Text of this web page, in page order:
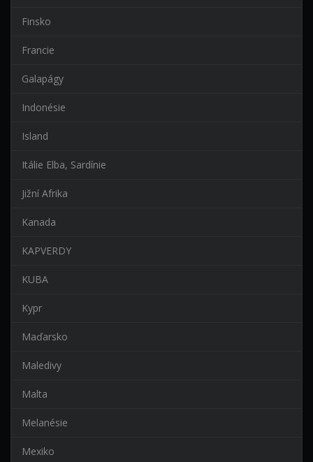
Finsko
Francie
Galapágy
Indonésie
Island
Itálie Elba, Sardínie
Jižní Afrika
Kanada
KAPVERDY
KUBA
Kypr
Maďarsko
Maledivy
Malta
Melanésie
Mexiko